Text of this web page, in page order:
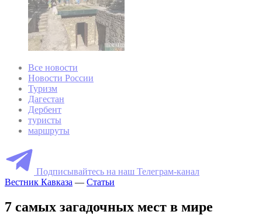
Все новости
Новости России
Туризм
Дагестан
Дербент
туристы
маршруты
Подписывайтесь на наш Телеграм-канал
Вестник Кавказа — Статьи
7 самых загадочных мест в мире